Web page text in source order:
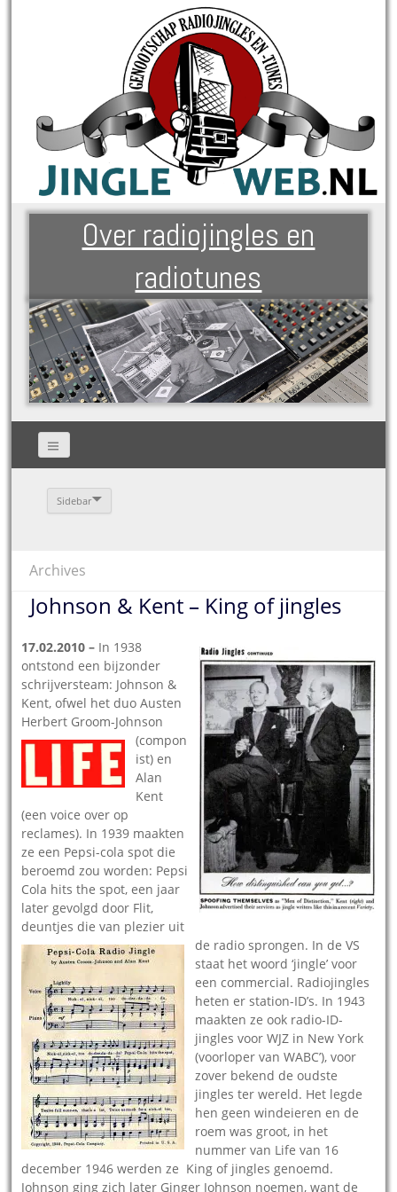
Over radiojingles en
radiotunes
Sidebar
Archives
Johnson & Kent – King of jingles
17.02.2010 – In 1938
ontstond een bijzonder
schrijversteam: Johnson &
Kent, ofwel het duo Austen
Herbert Groom-Johnson
(compon
ist) en
Alan
Kent
(een voice over op
reclames). In 1939 maakten
ze een Pepsi-cola spot die
beroemd zou worden: Pepsi
Cola hits the spot, een jaar
later gevolgd door Flit,
deuntjes die van plezier uit
de radio sprongen. In de VS
staat het woord ‘jingle’ voor
een commercial. Radiojingles
heten er station-ID’s. In 1943
maakten ze ook radio-ID-
jingles voor WJZ in New York
(voorloper van WABC’), voor
zover bekend de oudste
jingles ter wereld. Het legde
hen geen windeieren en de
roem was groot, in het
nummer van Life van 16
december 1946 werden ze King of jingles genoemd.
Johnson ging zich later Ginger Johnson noemen, want de